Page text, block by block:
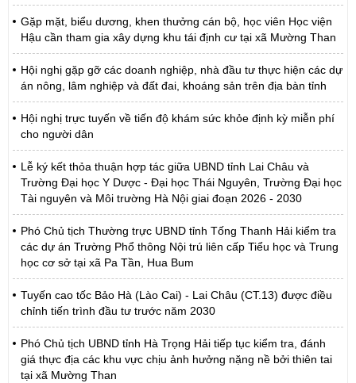
Gặp mặt, biểu dương, khen thưởng cán bộ, học viên Học viện
Hậu cần tham gia xây dựng khu tái định cư tại xã Mường Than
Hội nghị gặp gỡ các doanh nghiệp, nhà đầu tư thực hiện các dự
án nông, lâm nghiệp và đất đai, khoáng sản trên địa bàn tỉnh
Hội nghị trực tuyến về tiến độ khám sức khỏe định kỳ miễn phí
cho người dân
Lễ ký kết thỏa thuận hợp tác giữa UBND tỉnh Lai Châu và
Trường Đại học Y Dược - Đại học Thái Nguyên, Trường Đại học
Tài nguyên và Môi trường Hà Nội giai đoạn 2026 - 2030
Phó Chủ tịch Thường trực UBND tỉnh Tống Thanh Hải kiểm tra
các dự án Trường Phổ thông Nội trú liên cấp Tiểu học và Trung
học cơ sở tại xã Pa Tần, Hua Bum
Tuyến cao tốc Bảo Hà (Lào Cai) - Lai Châu (CT.13) được điều
chỉnh tiến trình đầu tư trước năm 2030
Phó Chủ tịch UBND tỉnh Hà Trọng Hải tiếp tục kiểm tra, đánh
giá thực địa các khu vực chịu ảnh hưởng nặng nề bởi thiên tai
tại xã Mường Than